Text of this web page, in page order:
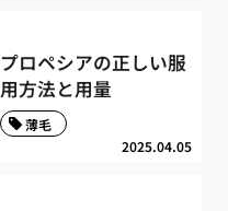
プロペシアの正しい服
用方法と用量
2025.04.05
薄毛